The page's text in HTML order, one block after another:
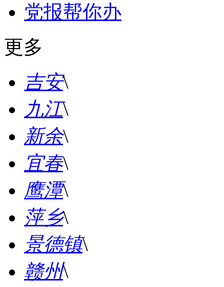
党报帮你办
更多
吉安\
九江\
新余\
宜春\
鹰潭\
萍乡\
景德镇\
赣州\